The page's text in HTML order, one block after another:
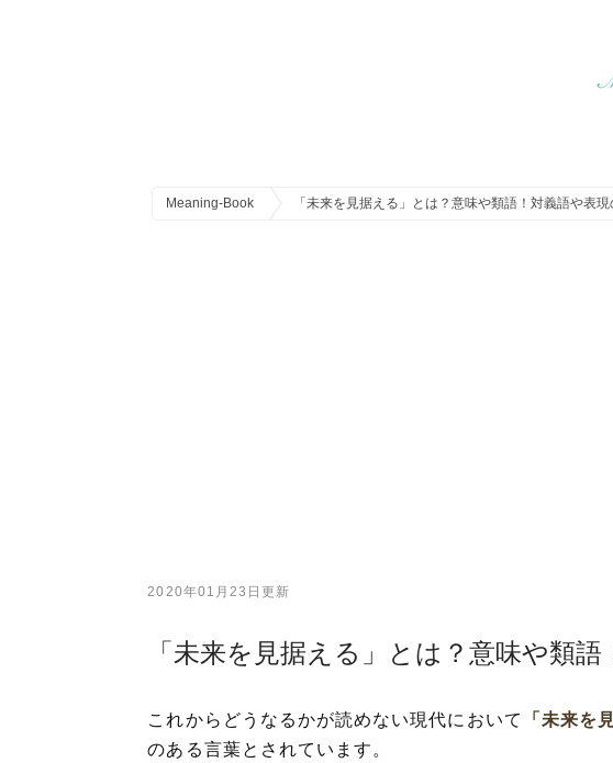
Meaning-Book 「未来を見据える」とは？意味や類語！対義語や表現
2020年01月23日更新
「未来を見据える」とは？意味や類
これからどうなるかが読めない現代において 「未来を
のある言葉とされています。